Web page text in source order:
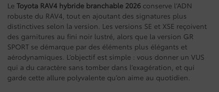
Le Toyota RAV4 hybride branchable 2026 conserve l’ADN
robuste du RAV4, tout en ajoutant des signatures plus
distinctives selon la version. Les versions SE et XSE reçoivent
des garnitures au fini noir lustré, alors que la version GR
SPORT se démarque par des éléments plus élégants et
aérodynamiques. L’objectif est simple : vous donner un VUS
qui a du caractère sans tomber dans l’exagération, et qui
garde cette allure polyvalente qu’on aime au quotidien.